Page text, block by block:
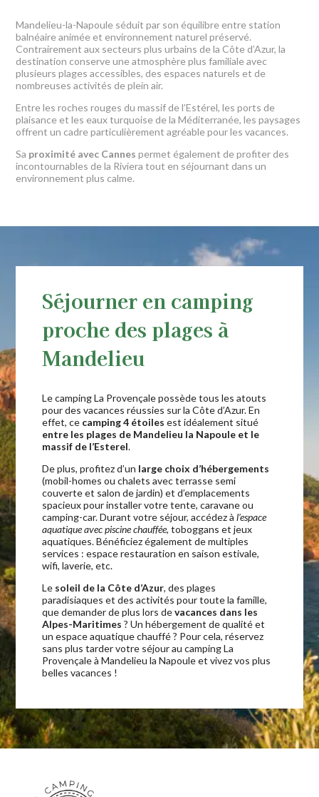
Mandelieu-la-Napoule séduit par son équilibre entre station
balnéaire animée et environnement naturel préservé.
Contrairement aux secteurs plus urbains de la Côte d’Azur, la
destination conserve une atmosphère plus familiale avec
plusieurs plages accessibles, des espaces naturels et de
nombreuses activités de plein air.
Entre les roches rouges du massif de l’Estérel, les ports de
plaisance et les eaux turquoise de la Méditerranée, les paysages
offrent un cadre particulièrement agréable pour les vacances.
Sa proximité avec Cannes permet également de profiter des
incontournables de la Riviera tout en séjournant dans un
environnement plus calme.
Séjourner en camping
proche des plages à
Mandelieu
Le camping La Provençale possède tous les atouts
pour des vacances réussies sur la Côte d’Azur. En
effet, cecamping 4 étoiles est idéalement situé
entre les plages de Mandelieu la Napoule et le
massif de l’Esterel.
De plus, profitez d’un large choix d’hébergements
(mobil-homes ou chalets avec terrasse semi
couverte et salon de jardin) et d’emplacements
spacieux pour installer votre tente, caravane ou
camping-car. Durant votre séjour, accédez à l’espace
aquatique avec piscine chauffée, toboggans et jeux
aquatiques. Bénéficiez également de multiples
services : espace restauration en saison estivale,
wifi, laverie, etc.
Le soleil de la Côte d’Azur, des plages
paradisiaques et des activités pour toute la famille,
que demander de plus lors devacances dans les
Alpes-Maritimes ? Un hébergement de qualité et
un espace aquatique chauffé ? Pour cela, réservez
sans plus tarder votre séjour au camping La
Provençale à Mandelieu la Napoule et vivez vos plus
belles vacances !